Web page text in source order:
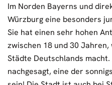
Im Norden Bayerns und
Würzburg eine besonders
Sie hat einen sehr hohen
zwischen 18 und 30
Städte Deutschlands
nachgesagt, eine der